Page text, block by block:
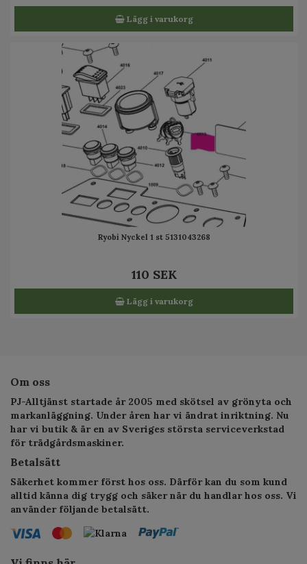
Lägg i varukorg
Ryobi Nyckel 1 st 5131043268
110 SEK
Lägg i varukorg
Om oss
PJ-Alltjänst startade år 2005 med skötsel av grönyta och
markanläggning. Under åren har vi ändrat inriktning. Nu
har vi butik & är en av Sveriges största serviceverkstad
för trädgårdsmaskiner.
Betalsätt
Säkerhet kommer först hos oss. Därför kan du som kund
alltid känna dig trygg och säker när du handlar hos oss. Vi
använder följande betalsätt.